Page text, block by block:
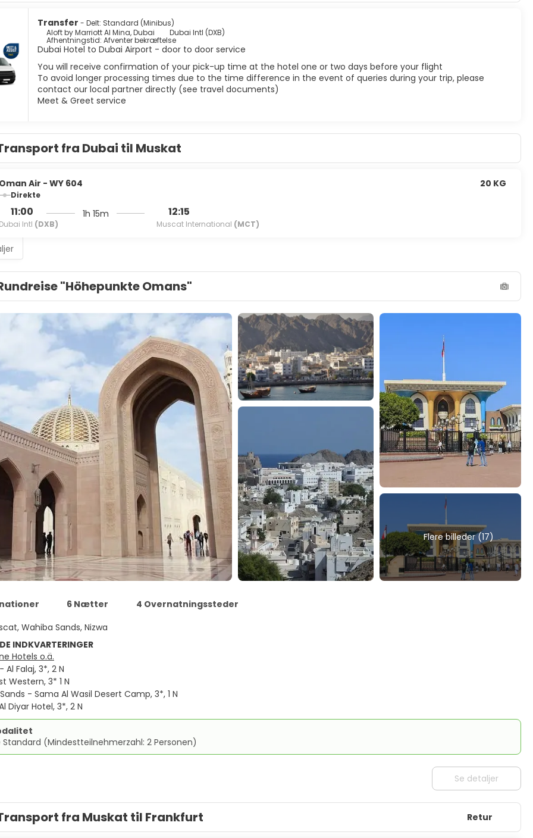
Transfer - Delt: Standard (Minibus)
Aloft by Marriott Al Mina, Dubai
Dubai Intl (DXB)
Afhentningstid: Afventer bekræftelse
Dubai Hotel to Dubai Airport - door to door service
You will receive confirmation of your pick-up time at the hotel one or two days before your flight
To avoid longer processing times due to the time difference in the event of queries during your trip, please
contact our local partner directly (see travel documents)
Meet & Greet service
fra Dubai til Muskat
Oman Air - WY 604
Direkte
11:00
Dubai Intl (DXB)
1h 15m 12:15
Muscat International (MCT)
20 KG
"Höhepunkte Omans"
Flere billeder (17)
6 Nætter
4 Overnatningssteder
Wahiba Sands, Nizwa
INDKVARTERINGER
Hotels o.ä.
Falaj, 3*, 2 N
Western, 3* 1 N
- Sama Al Wasil Desert Camp, 3*, 1 N
Diyar Hotel, 3*, 2 N
Standard (Mindestteilnehmerzahl: 2 Personen)
Se detaljer
fra Muskat til Frankfurt Retur